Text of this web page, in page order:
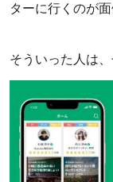
ターに行くのが
そういった人は